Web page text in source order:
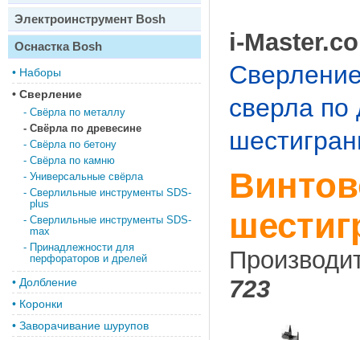
Электроинструмент Bosh
Оснастка Bosh
• Наборы
• Сверление
- Свёрла по металлу
- Свёрла по древесине
- Свёрла по бетону
- Свёрла по камню
- Универсальные свёрла
- Сверлильные инструменты SDS-
plus
- Сверлильные инструменты SDS-
max
- Принадлежности для
перфораторов и дрелей
• Долбление
• Коронки
• Заворачивание шурупов
i-
свeрла по
723